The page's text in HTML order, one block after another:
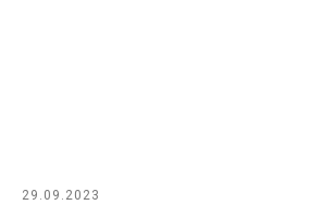
29.09.2023